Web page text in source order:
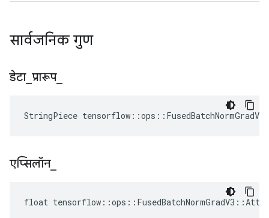
सार्वजनिक गुण
डेटा_ प्रारूप_
StringPiece
एप्सिलॉन_
float